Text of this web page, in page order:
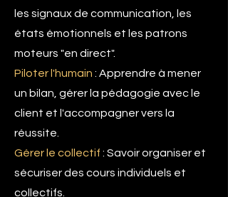
les signaux de communication, les
états émotionnels et les patrons
moteurs "en direct".
Piloter l'humain : Apprendre à mener
un bilan, gérer la pédagogie avec le
client et l'accompagner vers la
réussite.
Gérer le collectif : Savoir organiser et
sécuriser des cours individuels et
collectifs.